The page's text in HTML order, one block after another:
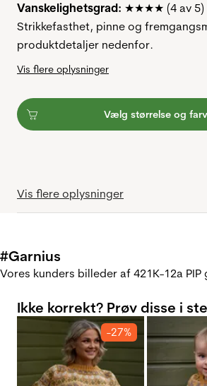
Vanskelighetsgrad: ★★★★ (4 av 5)
Strikkefasthet, pinne og
produktdetaljer nedenfor.
Vis flere oplysninger
Vælg størrelse og
Vis flere oplysninger
#Garnius
Vores kunders billeder af 421K-12a PIP
Ikke korrekt? Prøv disse i
-27%